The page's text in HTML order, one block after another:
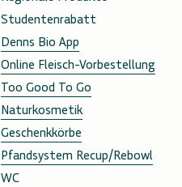
Studentenrabatt
Denns Bio App
Online Fleisch-Vorbestellung
Too Good To Go
Naturkosmetik
Geschenkkörbe
Pfandsystem Recup/Rebowl
WC